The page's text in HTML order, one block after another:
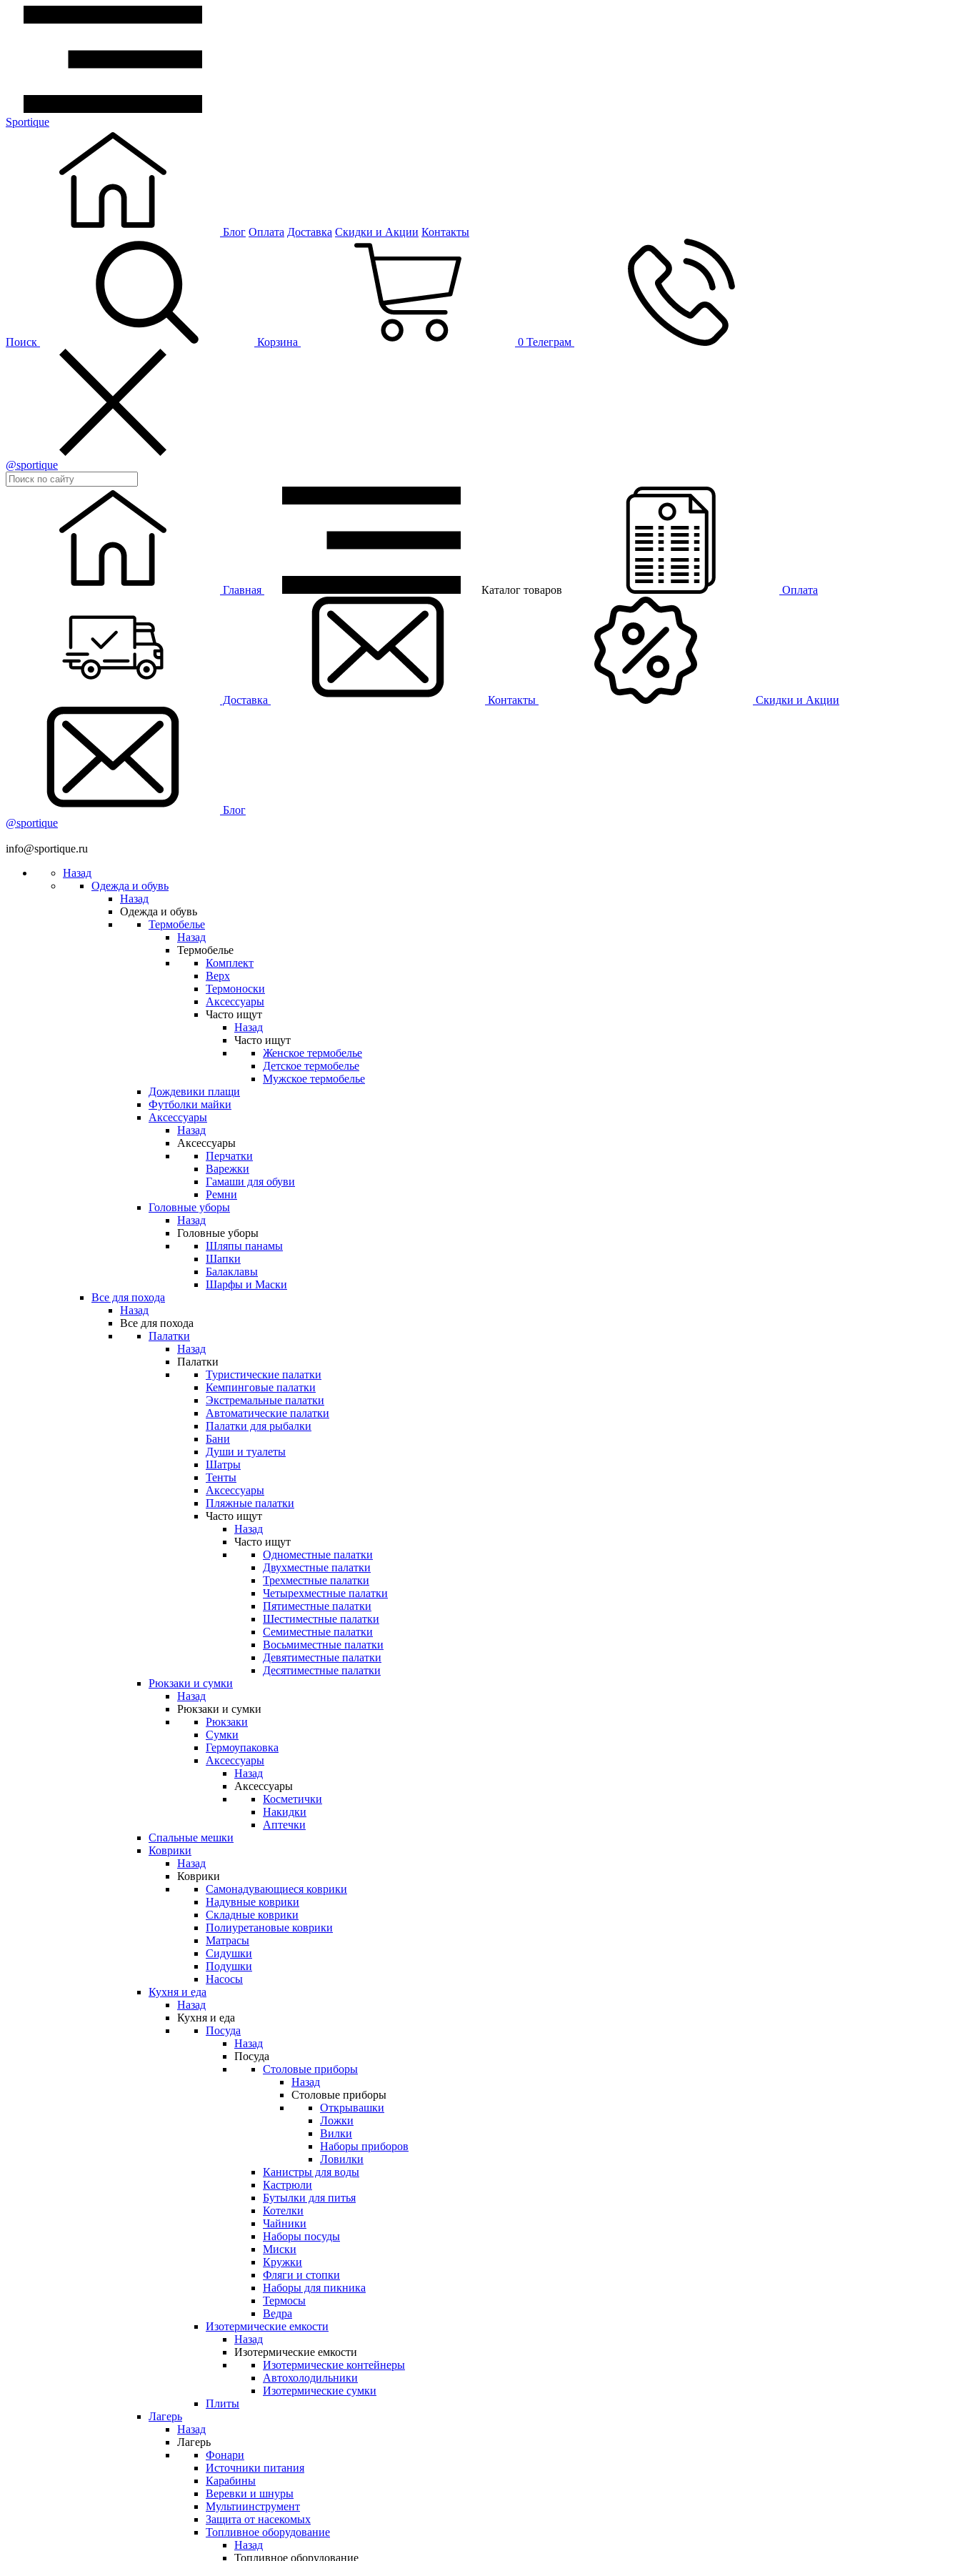
Sportique
Блог Оплата Доставка Скидки и Акции Контакты
Поиск Корзина 0 Телеграм
@sportique
Главная Каталог товаров Оплата
Доставка Контакты Скидки и Акции
Блог
@sportique
info@sportique.ru
Назад
Одежда и обувь
Назад
Одежда и обувь
Термобелье
Назад
Термобелье
Комплект
Верх
Термоноски
Аксессуары
Часто ищут
Назад
Часто ищут
Женское термобелье
Детское термобелье
Мужское термобелье
Дождевики плащи
Футболки майки
Аксессуары
Назад
Аксессуары
Перчатки
Варежки
Гамаши для обуви
Ремни
Головные уборы
Назад
Головные уборы
Шляпы панамы
Шапки
Балаклавы
Шарфы и Маски
Все для похода
Назад
Все для похода
Палатки
Назад
Палатки
Туристические палатки
Кемпинговые палатки
Экстремальные палатки
Автоматические палатки
Палатки для рыбалки
Бани
Души и туалеты
Шатры
Тенты
Аксессуары
Пляжные палатки
Часто ищут
Назад
Часто ищут
Одноместные палатки
Двухместные палатки
Трехместные палатки
Четырехместные палатки
Пятиместные палатки
Шестиместные палатки
Семиместные палатки
Восьмиместные палатки
Девятиместные палатки
Десятиместные палатки
Рюкзаки и сумки
Назад
Рюкзаки и сумки
Рюкзаки
Сумки
Гермоупаковка
Аксессуары
Назад
Аксессуары
Косметички
Накидки
Аптечки
Спальные мешки
Коврики
Назад
Коврики
Самонадувающиеся коврики
Надувные коврики
Складные коврики
Полиуретановые коврики
Матрасы
Сидушки
Подушки
Насосы
Кухня и еда
Назад
Кухня и еда
Посуда
Назад
Посуда
Столовые приборы
Назад
Столовые приборы
Открывашки
Ложки
Вилки
Наборы приборов
Ловилки
Канистры для воды
Кастрюли
Бутылки для питья
Котелки
Чайники
Наборы посуды
Миски
Кружки
Фляги и стопки
Наборы для пикника
Термосы
Ведра
Изотермические емкости
Назад
Изотермические емкости
Изотермические контейнеры
Автохолодильники
Изотермические сумки
Плиты
Лагерь
Назад
Лагерь
Фонари
Источники питания
Карабины
Веревки и шнуры
Мультиинструмент
Защита от насекомых
Топливное оборудование
Назад
Топливное оборудование